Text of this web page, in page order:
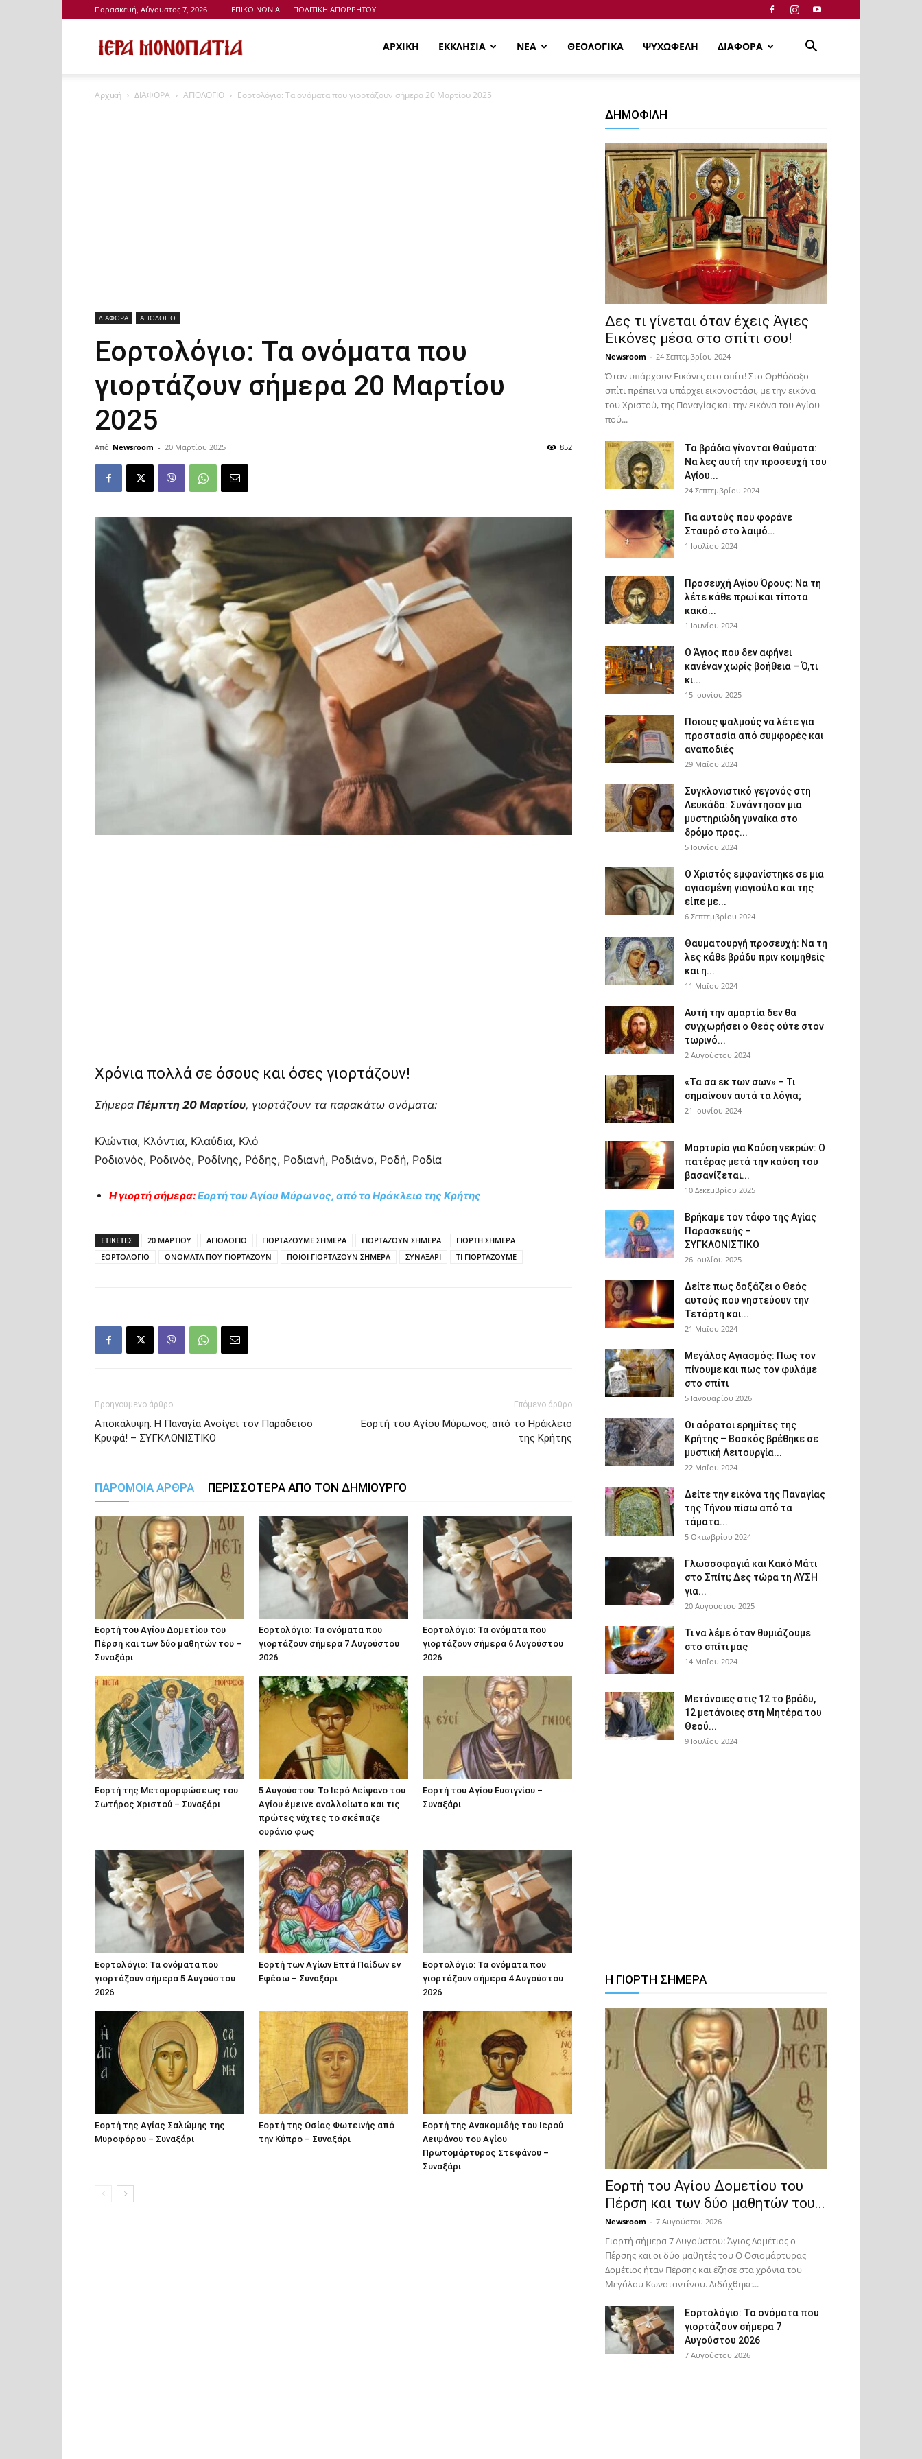
Παρασκευή, Αύγουστος 7, 2026 ΕΠΙΚΟΙΝΩΝΙΑ ΠΟΛΙΤΙΚΗ ΑΠΟΡΡΗΤΟΥ
Μονοπάτια
ΑΡΧΙΚΗ ΕΚΚΛΗΣΙΑ ΝΕΑ ΘΕΟΛΟΓΙΚΑ ΨΥΧΩΦΕΛΗ ΔΙΑΦΟΡΑ
Αρχική ΔΙΑΦΟΡΑ ΑΓΙΟΛΟΓΙΟ Εορτολόγιο: Τα ονόματα που γιορτάζουν σήμερα 20 Μαρτίου 2025
ΔΙΑΦΟΡΑ ΑΓΙΟΛΟΓΙΟ
Εορτολόγιο: Τα ονόματα που
γιορτάζουν σήμερα 20 Μαρτίου
2025
Από Newsroom - 20 Μαρτίου 2025 852
Χρόνια πολλά σε όσους και όσες γιορτάζουν!
Σήμερα Πέμπτη 20 Μαρτίου, γιορτάζουν τα παρακάτω ονόματα:
Κλώντια, Κλόντια, Κλαύδια, Κλό
Ροδιανός, Ροδινός, Ροδίνης, Ρόδης, Ροδιανή, Ροδιάνα, Ροδή, Ροδία
Η γιορτή σήμερα:Εορτή του Αγίου Μύρωνος, από το Ηράκλειο της Κρήτης
ΕΤΙΚΕΤΕΣ 20 ΜΑΡΤΙΟΥ ΑΓΙΟΛΟΓΙΟ ΓΙΟΡΤΑΖΟΥΜΕ ΣΗΜΕΡΑ ΓΙΟΡΤΑΖΟΥΝ ΣΗΜΕΡΑ
ΓΙΟΡΤΗ ΣΗΜΕΡΑ
ΕΟΡΤΟΛΟΓΙΟ
ΟΝΟΜΑΤΑ ΠΟΥ ΓΙΟΡΤΑΖΟΥΝ ΠΟΙΟΙ ΓΙΟΡΤΑΖΟΥΝ ΣΗΜΕΡΑ ΣΥΝΑΞΑΡΙ ΤΙ ΓΙΟΡΤΑΖΟΥΜΕ
Προηγούμενο άρθρο
Αποκάλυψη: Η Παναγία Ανοίγει τον Παράδεισο
Κρυφά! – ΣΥΓΚΛΟΝΙΣΤΙΚΟ
Επόμενο άρθρο
Εορτή του Αγίου Μύρωνος, από το Ηράκλειο
της Κρήτης
ΠΑΡΟΜΟΙΑ ΑΡΘΡΑ ΠΕΡΙΣΣΟΤΕΡΑ ΑΠΟ ΤΟΝ ΔΗΜΙΟΥΡΓΟ
Εορτή του Αγίου Δομετίου του
Πέρση και των δύο μαθητών του –
Συναξάρι
Εορτολόγιο: Τα ονόματα που
γιορτάζουν σήμερα 7 Αυγούστου
2026
Εορτολόγιο: Τα ονόματα που
γιορτάζουν σήμερα 6 Αυγούστου
2026
Εορτή της Μεταμορφώσεως του
Σωτήρος Χριστού – Συναξάρι
5 Αυγούστου: Το Ιερό Λείψανο του
Αγίου έμεινε αναλλοίωτο και τις
πρώτες νύχτες το σκέπαζε
ουράνιο φως
Εορτή του Αγίου Ευσιγνίου –
Συναξάρι
Εορτολόγιο: Τα ονόματα που
γιορτάζουν σήμερα 5 Αυγούστου
2026
Εορτή των Αγίων Επτά Παίδων εν
Εφέσω – Συναξάρι
Εορτολόγιο: Τα ονόματα που
γιορτάζουν σήμερα 4 Αυγούστου
2026
Εορτή της Αγίας Σαλώμης της
Μυροφόρου – Συναξάρι
Εορτή της Οσίας Φωτεινής από
την Κύπρο – Συναξάρι
Εορτή της Ανακομιδής του Ιερού
Λειψάνου του Αγίου
Πρωτομάρτυρος Στεφάνου –
Συναξάρι
ΔΗΜΟΦΙΛΗ
Δες τι γίνεται όταν έχεις Άγιες
Εικόνες μέσα στο σπίτι σου!
Newsroom - 24 Σεπτεμβρίου 2024
Όταν υπάρχουν Εικόνες στο σπίτι! Στο Ορθόδοξο
σπίτι πρέπει να υπάρχει εικονοστάσι, με την εικόνα
του Χριστού, της Παν­αγίας και την εικόνα του Αγίου
πού...
Τα βράδια γίνονται Θαύματα:
Να λες αυτή την προσευχή του
Αγίου...
24 Σεπτεμβρίου 2024
Για αυτούς που φοράνε
Σταυρό στο λαιμό…
1 Ιουλίου 2024
Προσευχή Αγίου Όρους: Να τη
λέτε κάθε πρωί και τίποτα
κακό...
1 Ιουνίου 2024
Ο Άγιος που δεν αφήνει
κανέναν χωρίς βοήθεια – Ό,τι
κι...
15 Ιουνίου 2025
Ποιους ψαλμούς να λέτε για
προστασία από συμφορές και
αναποδιές
29 Μαΐου 2024
Συγκλονιστικό γεγονός στη
Λευκάδα: Συνάντησαν μια
μυστηριώδη γυναίκα στο
δρόμο προς...
5 Ιουνίου 2024
Ο Χριστός εμφανίστηκε σε μια
αγιασμένη γιαγιούλα και της
είπε με...
6 Σεπτεμβρίου 2024
Θαυματουργή προσευχή: Να τη
λες κάθε βράδυ πριν κοιμηθείς
και η...
11 Μαΐου 2024
Αυτή την αμαρτία δεν θα
συγχωρήσει ο Θεός ούτε στον
τωρινό...
2 Αυγούστου 2024
«Τα σα εκ των σων» – Τι
σημαίνουν αυτά τα λόγια;
21 Ιουνίου 2024
Μαρτυρία για Καύση νεκρών: Ο
πατέρας μετά την καύση του
βασανίζεται...
10 Δεκεμβρίου 2025
Βρήκαμε τον τάφο της Αγίας
Παρασκευής –
ΣΥΓΚΛΟΝΙΣΤΙΚΟ
26 Ιουλίου 2025
Δείτε πως δοξάζει ο Θεός
αυτούς που νηστεύουν την
Τετάρτη και...
21 Μαΐου 2024
Μεγάλος Αγιασμός: Πως τον
πίνουμε και πως τον φυλάμε
στο σπίτι
5 Ιανουαρίου 2026
Οι αόρατοι ερημίτες της
Κρήτης – Βοσκός βρέθηκε σε
μυστική Λειτουργία...
22 Μαΐου 2024
Δείτε την εικόνα της Παναγίας
της Τήνου πίσω από τα
τάματα...
5 Οκτωβρίου 2024
Γλωσσοφαγιά και Κακό Μάτι
στο Σπίτι; Δες τώρα τη ΛΥΣΗ
για...
20 Αυγούστου 2025
Τι να λέμε όταν θυμιάζουμε
στο σπίτι μας
14 Μαΐου 2024
Μετάνοιες στις 12 το βράδυ,
12 μετάνοιες στη Μητέρα του
Θεού...
9 Ιουλίου 2024
Η ΓΙΟΡΤΗ ΣΗΜΕΡΑ
Εορτή του Αγίου Δομετίου του
Πέρση και των δύο μαθητών του...
Newsroom - 7 Αυγούστου 2026
Γιορτή σήμερα 7 Αυγούστου: Άγιος Δομέτιος ο
Πέρσης και οι δύο μαθητές του Ο Oσιομάρτυρας
Δομέτιος ήταν Πέρσης και έζησε στα χρόνια του
Μεγάλου Κωνσταντίνου. Διδάχθηκε...
Εορτολόγιο: Τα ονόματα που
γιορτάζουν σήμερα 7
Αυγούστου 2026
7 Αυγούστου 2026